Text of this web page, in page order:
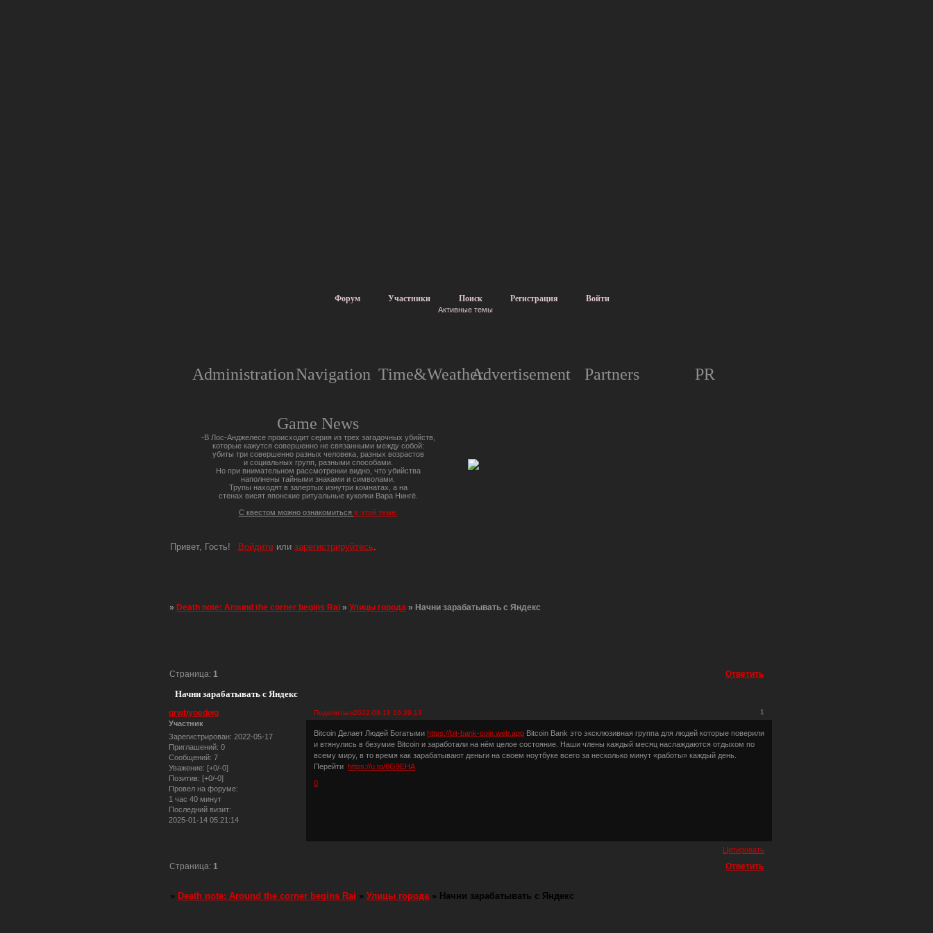
Форум Участники Поиск Регистрация Войти
Активные темы
AdministrationNavigation Time&Weather.Advertisement Partners PR
Game News
-В Лос-Анджелесе происходит серия из трех загадочных убийств,
которые кажутся совершенно не связанными между собой:
убиты три совершенно разных человека, разных возрастов
и социальных групп, разными способами.
Но при внимательном рассмотрении видно, что убийства
наполнены тайными знаками и символами.
Трупы находят в запертых изнутри комнатах, а на
стенах висят японские ритуальные куколки Вара Нингё.
С квестом можно ознакомиться в этой теме.
Привет, Гость! Войдитеили зарегистрируйтесь.
»Death note: Around the corner begins Rai »Улицы города » Начни зарабатывать с Яндекс
Начни зарабатывать с Яндекс
Страница: 1 Ответить
Поделиться 1
2022-08-18 16:39:13
qrwbyoedwg
Участник
Зарегистрирован: 2022-05-17
Приглашений: 0
Сообщений: 7
Уважение: [+0/-0]
Позитив: [+0/-0]
Провел на форуме:
1 час 40 минут
Последний визит:
2025-01-14 05:21:14
Bitcoin Делает Людей Богатымиhttps://bit-bank-coin.web.app Bitcoin Bank это эксклюзивная группа для людей которые поверили
и втянулись в безумие Bitcoin и заработали на нём целое состояние. Наши члены каждый месяц наслаждаются отдыхом по
всему миру, в то время как зарабатывают деньги на своем ноутбуке всего за несколько минут «работы» каждый день.
Перейтиhttps://u.to/6G9EHA
0
Цитировать
Ответить
Страница:1
» Death note: Around the corner begins Rai » Улицы города » Начни зарабатывать с Яндекс